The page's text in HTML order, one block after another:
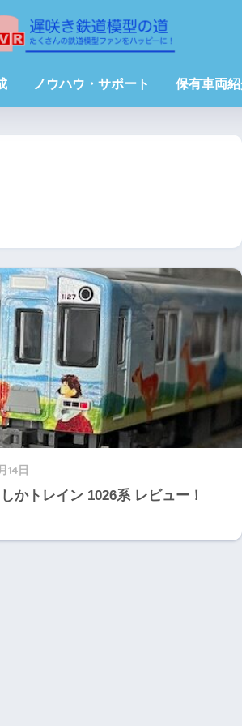
ノウハウ・サポート 保有車両
14日
かトレイン 1026系 レビュー！